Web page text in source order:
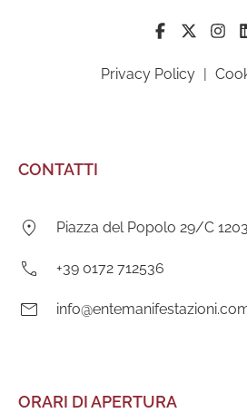
Privacy Policy
CONTATTI
Indirizzo:
Piazza del Popolo 29/C
Telefono:
+39 0172 712536
E-
ORARI DI APERTURA